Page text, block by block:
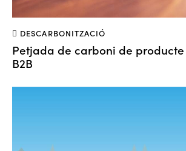
DESCARBONITZACIÓ
Petjada de carboni de
B2B